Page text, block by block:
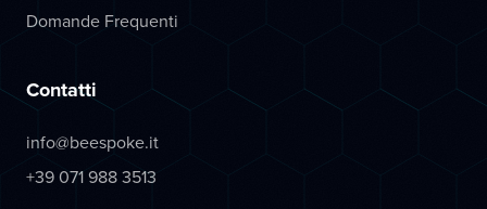
Domande Frequenti
Contatti
info@beespoke.it
+39 071 988 3513